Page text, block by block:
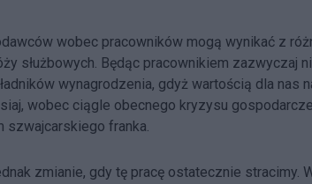
wobec pracowników mogą wynikać z
służbowych. Będąc pracownikiem zazwyczaj
wynagrodzenia, gdyż wartością dla nas
wobec ciągle obecnego kryzysu
szwajcarskiego franka.
zmianie, gdy tę pracę ostatecznie